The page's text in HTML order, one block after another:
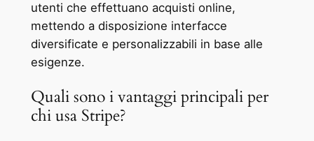
utenti che effettuano acquisti online,
mettendo a disposizione interfacce
diversificate e personalizzabili in base alle
esigenze.
Quali sono i vantaggi principali per
chi usa Stripe?